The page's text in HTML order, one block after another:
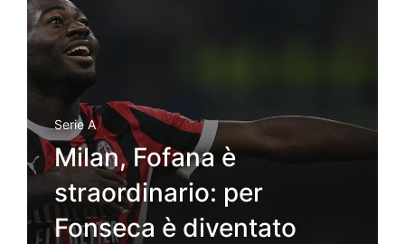
Serie A
Milan, Fofana è
straordinario: per
Fonseca è diventato